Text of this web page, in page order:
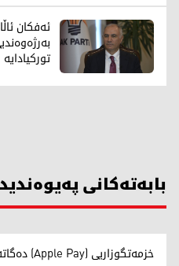
ئەفکان
تورکیادایە
بابەتەکانی
خزمەتگوزاریی (Apple Pay) دەگاتە عێراق